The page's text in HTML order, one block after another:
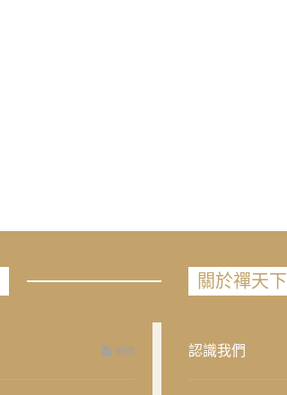
658
關於禪天下
認識我們